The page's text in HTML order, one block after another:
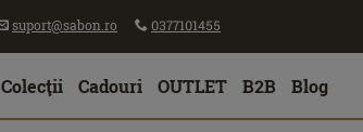
suport@sabon.ro 0377101455
Colecţii Cadouri OUTLET B2B Blog